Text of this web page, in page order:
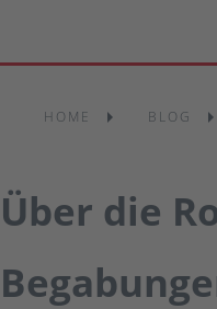
HOME BLOG
Über die